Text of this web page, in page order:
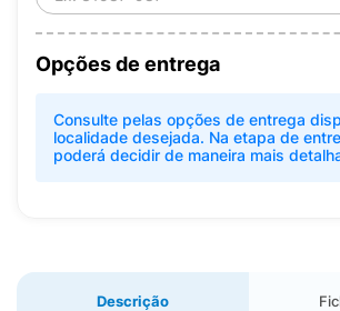
Opções de entrega
Consulte pelas opções de entrega
localidade desejada. Na etapa de
poderá decidir de maneira mais
Descrição